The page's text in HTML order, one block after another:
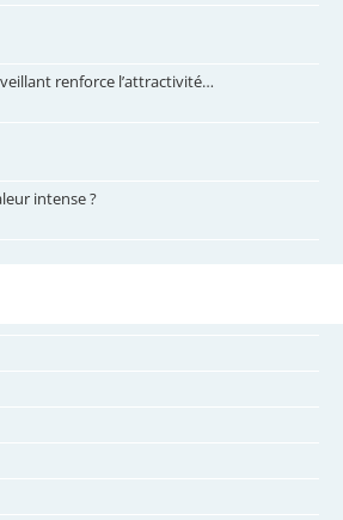
renforce l’attractivité…
intense ?